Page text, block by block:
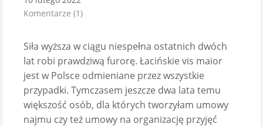
Komentarze (1)
Siła wyższa w ciągu niespełna ostatnich dwóch
lat robi prawdziwą furorę. Łacińskie vis maior
jest w Polsce odmieniane przez wszystkie
przypadki. Tymczasem jeszcze dwa lata temu
większość osób, dla których tworzyłam umowy
najmu czy też umowy na organizację przyjęć